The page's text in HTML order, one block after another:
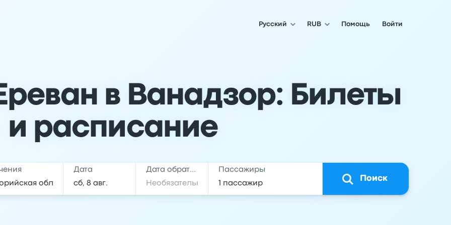
Русский RUB Помощь Войти
в Ванадзор: Билеты
и расписание
Дата Дата обратной поездки Пассажиры
Поиск